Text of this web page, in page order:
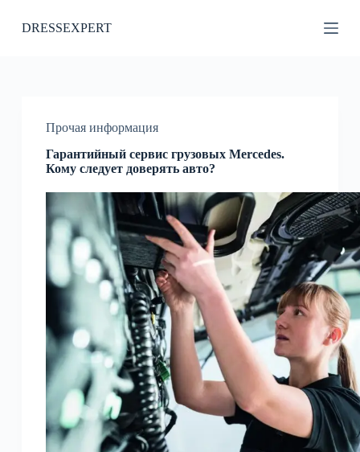
DRESSEXPERT
Прочая информация
Гарантийный сервис грузовых Mercedes.
Кому следует доверять авто?